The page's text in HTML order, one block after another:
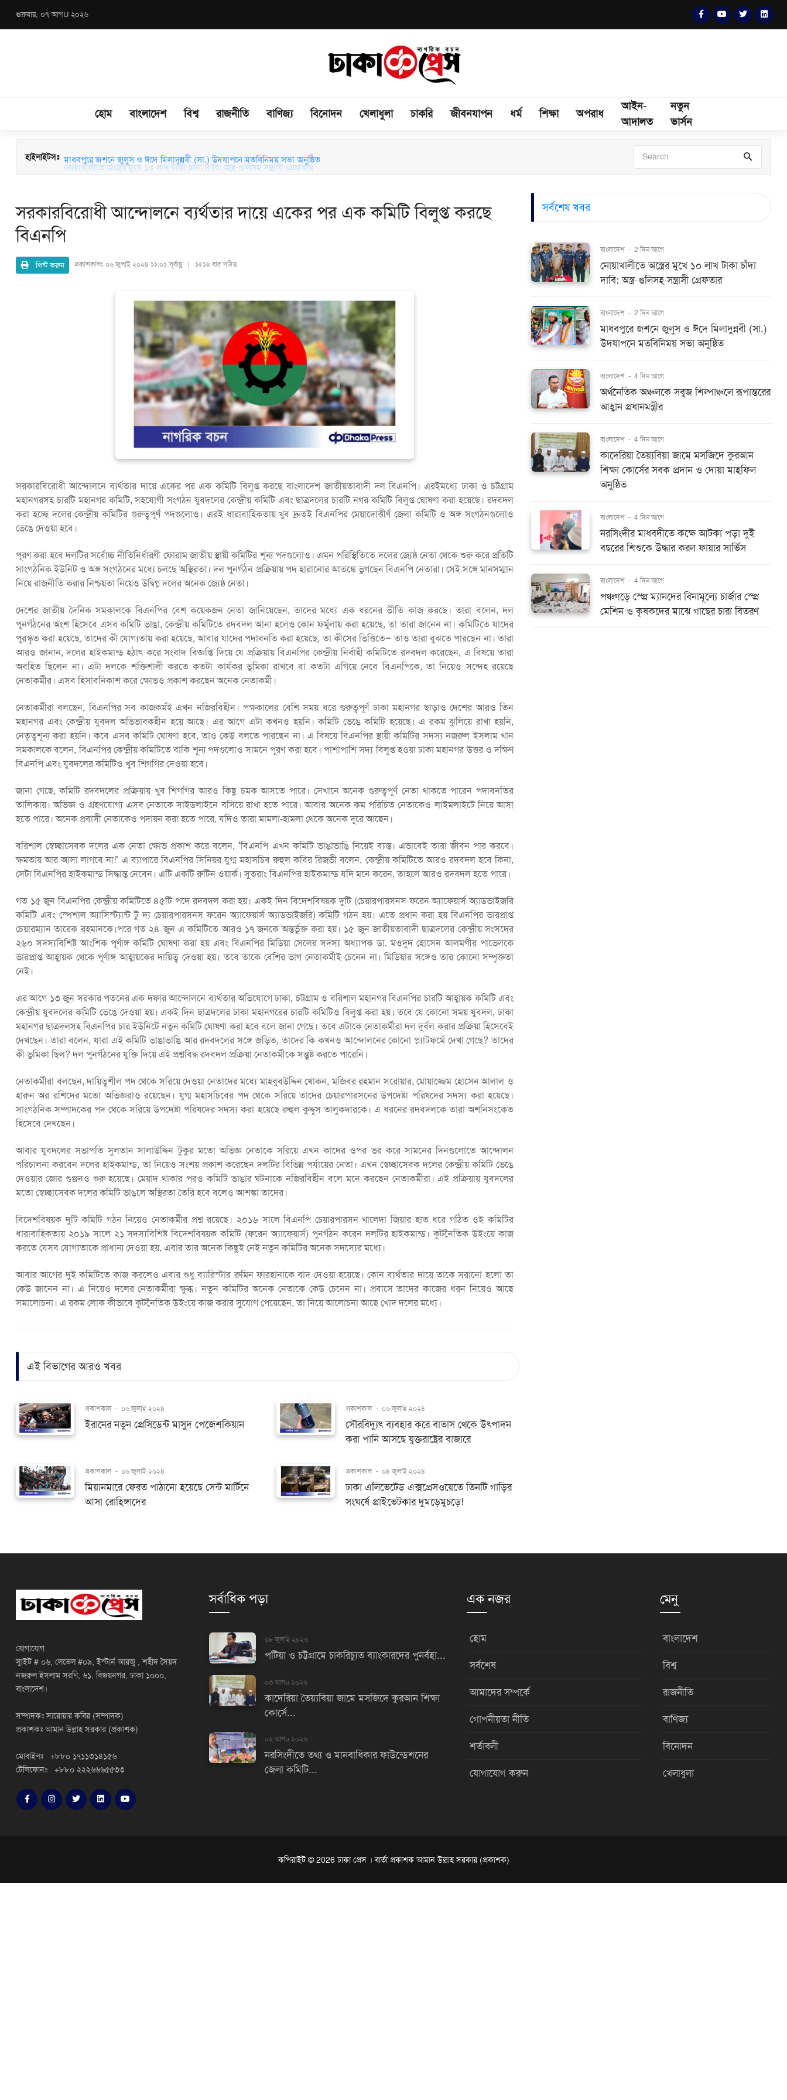
শুক্রবার, ০৭ আগU ২০২৬
হোম বাংলাদেশ বিশ্ব রাজনীতি বাণিজ্য বিনোদন খেলাধুলা চাকরি জীবনযাপন ধর্ম শিক্ষা অপরাধ
আইন-
আদালত
নতুন
ভার্সন
হাইলাইটসঃ মাধবপুরে জশনে জুলুস ও ঈদে মিলাদুন্নবী (সা.) উদযাপনে মতবিনিময় সভা অনুষ্ঠিত
সরকারবিরোধী আন্দোলনে ব্যর্থতার দায়ে একের পর এক কমিটি বিলুপ্ত করছে
বিএনপি
প্রিন্ট করুন প্রকাশকালঃ ০৬ জুলাই ২০২৪ ১১:০১ পূর্বাহ্ণ | ১৫১৪ বার পঠিত
সরকারবিরোধী আন্দোলনে ব্যর্থতার দায়ে একের পর এক কমিটি বিলুপ্ত করছে বাংলাদেশ জাতীয়তাবাদী দল বিএনপি। এরইমধ্যে ঢাকা ও চট্টগ্রাম
মহানগরসহ চারটি মহানগর কমিটি, সহযোগী সংগঠন যুবদলের কেন্দ্রীয় কমিটি এবং ছাত্রদলের চারটি নগর কমিটি বিলুপ্ত ঘোষণা করা হয়েছে। রদবদল
করা হচ্ছে দলের কেন্দ্রীয় কমিটির গুরুত্বপূর্ণ পদগুলোও। এরই ধারাবাহিকতায় খুব দ্রুতই বিএনপির মেয়াদোত্তীর্ণ জেলা কমিটি ও অঙ্গ সংগঠনগুলোও
ভেঙে দেওয়া হবে।
পূরণ করা হবে দলটির সর্বোচ্চ নীতিনির্ধারণী ফোরাম জাতীয় স্থায়ী কমিটির শূন্য পদগুলোও। এমন পরিস্থিতিতে দলের জ্যেষ্ঠ নেতা থেকে শুরু করে প্রতিটি
সাংগঠনিক ইউনিট ও অঙ্গ সংগঠনের মধ্যে চলছে অস্থিরতা। দল পুনর্গঠন প্রক্রিয়ায় পদ হারানোর আতঙ্কে ভুগছেন বিএনপি নেতারা। সেই সঙ্গে মানসম্মান
নিয়ে রাজনীতি করার নিশ্চয়তা নিয়েও উদ্বিগ্ন দলের অনেক জ্যেষ্ঠ নেতা।
দেশের জাতীয় দৈনিক সমকালকে বিএনপির বেশ কয়েকজন নেতা জানিয়েছেন, তাদের মধ্যে এক ধরনের ভীতি কাজ করছে। তারা বলেন, দল
পুনর্গঠনের অংশ হিসেবে এসব কমিটি ভাঙা, কেন্দ্রীয় কমিটিতে রদবদল আনা হলেও কোন ফর্মুলায় করা হয়েছে, তা তারা জানেন না। কমিটিতে যাদের
পুরস্কৃত করা হয়েছে, তাদের কী যোগ্যতায় করা হয়েছে, আবার যাদের পদাবনতি করা হয়েছে, তা কীসের ভিত্তিতে– তাও তারা বুঝতে পারছেন না। তারা
আরও জানান, দলের হাইকমান্ড হঠাৎ করে সংবাদ বিজ্ঞপ্তি দিয়ে যে প্রক্রিয়ায় বিএনপির কেন্দ্রীয় নির্বাহী কমিটিতে রদবদল করেছেন, এ বিষয়ে তারা
অবহিত ছিলেন না। এটা দলকে শক্তিশালী করতে কতটা কার্যকর ভূমিকা রাখবে বা কতটা এগিয়ে নেবে বিএনপিকে, তা নিয়েও সন্দেহ রয়েছে
নেতাকর্মীর। এসব হিসাবনিকাশ করে ক্ষোভও প্রকাশ করছেন অনেক নেতাকর্মী।
নেতাকর্মীরা বলছেন, বিএনপির সব কাজকর্মই এখন নজিরবিহীন। পক্ষকালের বেশি সময় ধরে গুরুত্বপূর্ণ ঢাকা মহানগর ছাড়াও দেশের আরও তিন
মহানগর এবং কেন্দ্রীয় যুবদল অভিভাবকহীন হয়ে আছে। এর আগে এটা কখনও হয়নি। কমিটি ভেঙে কমিটি হয়েছে। এ রকম ঝুলিয়ে রাখা হয়নি,
নেতৃত্বশূন্য করা হয়নি। কবে এসব কমিটি ঘোষণা হবে, তাও কেউ বলতে পারছেন না। এ বিষয়ে বিএনপির স্থায়ী কমিটির সদস্য নজরুল ইসলাম খান
সমকালকে বলেন, বিএনপির কেন্দ্রীয় কমিটিতে বাকি শূন্য পদগুলোও সামনে পূরণ করা হবে। পাশাপাশি সদ্য বিলুপ্ত হওয়া ঢাকা মহানগর উত্তর ও দক্ষিণ
বিএনপি এবং যুবদলের কমিটিও খুব শিগগির দেওয়া হবে।
জানা গেছে, কমিটি রদবদলের প্রক্রিয়ায় খুব শিগগির আরও কিছু চমক আসতে পারে। সেখানে অনেক গুরুত্বপূর্ণ নেতা থাকতে পারেন পদাবনতির
তালিকায়। অভিজ্ঞ ও গ্রহণযোগ্য এসব নেতাকে সাইডলাইনে বসিয়ে রাখা হতে পারে। আবার অনেক কম পরিচিত নেতাকেও লাইমলাইটে নিয়ে আসা
হতে পারে। অনেক প্রবাসী নেতাকেও পদায়ন করা হতে পারে, যদিও তারা মামলা-হামলা থেকে অনেক দূরে আছেন।
বরিশাল স্বেচ্ছাসেবক দলের এক নেতা ক্ষোভ প্রকাশ করে বলেন, ‘বিএনপি এখন কমিটি ভাঙাভাঙি নিয়েই ব্যস্ত। এভাবেই তারা জীবন পার করবে।
ক্ষমতায় আর আসা লাগবে না!’ এ ব্যাপারে বিএনপির সিনিয়র যুগ্ম মহাসচিব রুহুল কবির রিজভী বলেন, কেন্দ্রীয় কমিটিতে আরও রদবদল হবে কিনা,
সেটা বিএনপির হাইকমান্ড সিদ্ধান্ত নেবেন। এটি একটি রুটিন ওয়ার্ক। সুতরাং বিএনপির হাইকমান্ড যদি মনে করেন, তাহলে আরও রদবদল হতে পারে।
গত ১৫ জুন বিএনপির কেন্দ্রীয় কমিটিতে ৪৫টি পদে রদবদল করা হয়। একই দিন বিদেশবিষয়ক দুটি (চেয়ারপারসনস ফরেন অ্যাফেয়ার্স অ্যাডভাইজরি
কমিটি এবং স্পেশাল অ্যাসিস্ট্যান্ট টু দ্য চেয়ারপারসনস ফরেন অ্যাফেয়ার্স অ্যাডভাইজরি) কমিটি গঠন হয়। এতে প্রধান করা হয় বিএনপির ভারপ্রাপ্ত
চেয়ারম্যান তারেক রহমানকে।পরে গত ২৪ জুন এ কমিটিতে আরও ১৭ জনকে অন্তর্ভুক্ত করা হয়। ১৫ জুন জাতীয়তাবাদী ছাত্রদলের কেন্দ্রীয় সংসদের
২৬০ সদস্যবিশিষ্ট আংশিক পূর্ণাঙ্গ কমিটি ঘোষণা করা হয় এবং বিএনপির মিডিয়া সেলের সদস্য অধ্যাপক ডা. মওদুদ হোসেন আলমগীর পাভেলকে
ভারপ্রাপ্ত আহ্বায়ক থেকে পূর্ণাঙ্গ আহ্বায়কের দায়িত্ব দেওয়া হয়। তবে তাকে বেশির ভাগ নেতাকর্মীই চেনেন না। মিডিয়ার সঙ্গেও তার কোনো সম্পৃক্ততা
নেই।
এর আগে ১৩ জুন সরকার পতনের এক দফার আন্দোলনে ব্যর্থতার অভিযোগে ঢাকা, চট্টগ্রাম ও বরিশাল মহানগর বিএনপির চারটি আহ্বায়ক কমিটি এবং
কেন্দ্রীয় যুবদলের কমিটি ভেঙে দেওয়া হয়। একই দিন ছাত্রদলের ঢাকা মহানগরের চারটি কমিটিও বিলুপ্ত করা হয়। তবে যে কোনো সময় যুবদল, ঢাকা
মহানগর ছাত্রদলসহ বিএনপির চার ইউনিটে নতুন কমিটি ঘোষণা করা হবে বলে জানা গেছে। তবে এটাকে নেতাকর্মীরা দল দুর্বল করার প্রক্রিয়া হিসেবেই
দেখছেন। তারা বলেন, যারা এই কমিটি ভাঙাভাঙি আর রদবদলের সঙ্গে জড়িত, তাদের কি কখনও আন্দোলনের কোনো প্ল্যাটফর্মে দেখা গেছে? তাদের
কী ভূমিকা ছিল? দল পুনর্গঠনের যুক্তি দিয়ে এই প্রশ্নবিদ্ধ রদবদল প্রক্রিয়া নেতাকর্মীকে সন্তুষ্ট করতে পারেনি।
নেতাকর্মীরা বলছেন, দায়িত্বশীল পদ থেকে সরিয়ে দেওয়া নেতাদের মধ্যে মাহবুবউদ্দিন খোকন, মজিবর রহমান সরোয়ার, মোয়াজ্জেম হোসেন আলাল ও
হারুন অর রশিদের মতো অভিজ্ঞরাও রয়েছেন। যুগ্ম মহাসচিবের পদ থেকে সরিয়ে তাদের চেয়ারপারসনের উপদেষ্টা পরিষদের সদস্য করা হয়েছে।
সাংগঠনিক সম্পাদকের পদ থেকে সরিয়ে উপদেষ্টা পরিষদের সদস্য করা হয়েছে রুহুল কুদ্দুস তালুকদারকে। এ ধরনের রদবদলকে তারা অশনিসংকেত
হিসেবে দেখছেন।
আবার যুবদলের সভাপতি সুলতান সালাউদ্দিন টুকুর মতো অভিজ্ঞ নেতাকে সরিয়ে এখন কাদের ওপর ভর করে সামনের দিনগুলোতে আন্দোলন
পরিচালনা করবেন দলের হাইকমান্ড, তা নিয়েও সংশয় প্রকাশ করেছেন দলটির বিভিন্ন পর্যায়ের নেতা। এখন স্বেচ্ছাসেবক দলের কেন্দ্রীয় কমিটি ভেঙে
দেওয়ার জোর গুঞ্জনও শুরু হয়েছে। মেয়াদ থাকার পরও কমিটি ভাঙার ঘটনাকে নজিরবিহীন বলে মনে করছেন নেতাকর্মীরা। এই প্রক্রিয়ায় যুবদলের
মতো স্বেচ্ছাসেবক দলের কমিটি ভাঙলে অস্থিরতা তৈরি হবে বলেও আশঙ্কা তাদের।
বিদেশবিষয়ক দুটি কমিটি গঠন নিয়েও নেতাকর্মীর প্রশ্ন রয়েছে। ২০১৬ সালে বিএনপি চেয়ারপারসন খালেদা জিয়ার হাত ধরে গঠিত ওই কমিটির
ধারাবাহিকতায় ২০১৯ সালে ২১ সদস্যবিশিষ্ট বিদেশবিষয়ক কমিটি (ফরেন অ্যাফেয়ার্স) পুনর্গঠন করেন দলটির হাইকমান্ড। কূটনৈতিক উইংয়ে কাজ
করতে যেসব যোগ্যতাকে প্রাধান্য দেওয়া হয়, এবার তার অনেক কিছুই নেই নতুন কমিটির অনেক সদস্যের মধ্যে।
আবার আগের দুই কমিটিতে কাজ করলেও এবার শুধু ব্যারিস্টার রুমিন ফারহানাকে বাদ দেওয়া হয়েছে। কোন ব্যর্থতার দায়ে তাকে সরানো হলো তা
কেউ জানেন না। এ নিয়েও দলের নেতাকর্মীরা ক্ষুব্ধ। নতুন কমিটির অনেক নেতাকে কেউ চেনেন না। প্রবাসে তাদের কাজের ধরন নিয়েও আছে
সমালোচনা। এ রকম লোক কীভাবে কূটনৈতিক উইংয়ে কাজ করার সুযোগ পেয়েছেন, তা নিয়ে আলোচনা আছে খোদ দলের মধ্যে।
এই বিভাগের আরও খবর
প্রকাশকাল - ০৬ জুলাই ২০২৪
ইরানের নতুন প্রেসিডেন্ট মাসুদ পেজেশকিয়ান
প্রকাশকাল - ০৬ জুলাই ২০২৪
সৌরবিদ্যুৎ ব্যবহার করে বাতাস থেকে উৎপাদন
করা পানি আসছে যুক্তরাষ্ট্রের বাজারে
প্রকাশকাল - ০৬ জুলাই ২০২৪
মিয়ানমারে ফেরত পাঠানো হয়েছে সেন্ট মার্টিনে
আসা রোহিঙ্গাদের
প্রকাশকাল - ০৪ জুলাই ২০২৪
ঢাকা এলিভেটেড এক্সপ্রেসওয়েতে তিনটি গাড়ির
সংঘর্ষে প্রাইভেটকার দুমড়েমুচড়ে!
সর্বশেষ খবর
বাংলাদেশ - 2 দিন আগে
নোয়াখালীতে অস্ত্রের মুখে ১০ লাখ টাকা চাঁদা
দাবি: অস্ত্র-গুলিসহ সন্ত্রাসী গ্রেফতার
বাংলাদেশ - 2 দিন আগে
মাধবপুরে জশনে জুলুস ও ঈদে মিলাদুন্নবী (সা.)
উদযাপনে মতবিনিময় সভা অনুষ্ঠিত
বাংলাদেশ - 4 দিন আগে
অর্থনৈতিক অঞ্চলকে সবুজ শিল্পাঞ্চলে রূপান্তরের
আহ্বান প্রধানমন্ত্রীর
বাংলাদেশ - 4 দিন আগে
কাদেরিয়া তৈয়্যবিয়া জামে মসজিদে কুরআন
শিক্ষা কোর্সের সবক প্রদান ও দোয়া মাহফিল
অনুষ্ঠিত
বাংলাদেশ - 4 দিন আগে
নরসিংদীর মাধবদীতে কক্ষে আটকা পড়া দুই
বছরের শিশুকে উদ্ধার করল ফায়ার সার্ভিস
বাংলাদেশ - 4 দিন আগে
পঞ্চগড়ে স্প্রে ম্যানদের বিনামূল্যে চার্জার স্প্রে
মেশিন ও কৃষকদের মাঝে গাছের চারা বিতরণ
যোগাযোগ
স্যুইট # ০৬, লেভেল #০৯, ইস্টার্ন আরজু , শহীদ সৈয়দ
নজরুল ইসলাম সরণি, ৬১, বিজয়নগর, ঢাকা ১০০০,
বাংলাদেশ।
সম্পাদকঃ সারোয়ার কবির (সম্পাদক)
প্রকাশকঃ আমান উল্লাহ সরকার (প্রকাশক)
মোবাইলঃ +৮৮০ ১৭১১৩১৪১৫৬
টেলিফোনঃ +৮৮০ ২২২৬৬৬৫৫৩৩
সর্বাধিক পড়া
০৮ জুলাই ২০২৬
পটিয়া ও চট্টগ্রামে চাকরিচ্যুত ব্যাংকারদের পুনর্বহা...
০৩ আগu ২০২৬
কাদেরিয়া তৈয়্যবিয়া জামে মসজিদে কুরআন শিক্ষা
কোর্সে...
০২ আগu ২০২৬
নরসিংদীতে তথ্য ও মানবাধিকার ফাউন্ডেশনের
জেলা কমিটি...
এক নজর
হোম
সর্বশেষ
আমাদের সম্পর্কে
গোপনীয়তা নীতি
শর্তাবলী
যোগাযোগ করুন
মেনু
বাংলাদেশ
বিশ্ব
রাজনীতি
বাণিজ্য
বিনোদন
খেলাধুলা
কপিরাইট © 2026 ঢাকা প্রেস । বার্তা প্রকাশক আমান উল্লাহ সরকার (প্রকাশক)